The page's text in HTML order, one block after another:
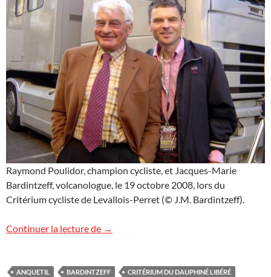
Raymond Poulidor, champion cycliste, et Jacques-Marie
Bardintzeff, volcanologue, le 19 octobre 2008, lors du
Critérium cycliste de Levallois-Perret (© J.M. Bardintzeff).
Continuer la lecture de Raymond Poulidor
→
ANQUETIL BARDINTZEFF
CRITÉRIUM DU DAUPHINÉ LIBÉRÉ